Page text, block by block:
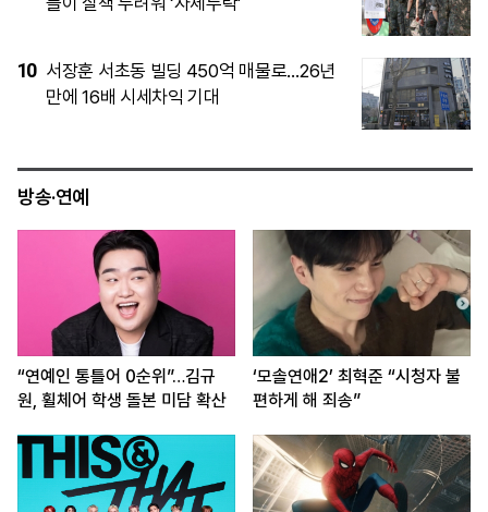
5
李 “정확히 준비도 않고 왜 했나”…ISA 개
편안 재검토 지시
방송·연예
“연예인 통틀어 0순위”…김규
원, 휠체어 학생 돌본 미담 확산
‘모솔연애2’ 최혁준 “시청자 불
편하게 해 죄송”